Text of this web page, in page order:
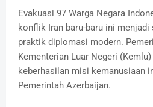
Evakuasi 97 Warga Negara
konflik Iran baru-baru ini
praktik diplomasi modern.
Kementerian Luar Negeri
keberhasilan misi kemanusiaan
Pemerintah Azerbaijan.